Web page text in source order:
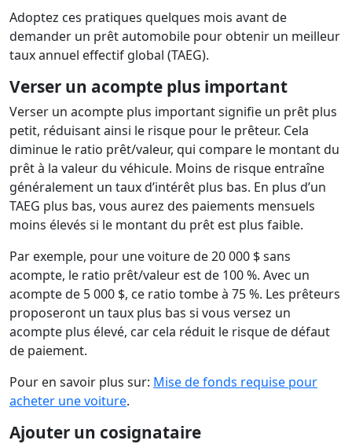
Adoptez ces pratiques quelques mois avant de
demander un prêt automobile pour obtenir un meilleur
taux annuel effectif global (TAEG).
Verser un acompte plus important
Verser un acompte plus important signifie un prêt plus
petit, réduisant ainsi le risque pour le prêteur. Cela
diminue le ratio prêt/valeur, qui compare le montant du
prêt à la valeur du véhicule. Moins de risque entraîne
généralement un taux d’intérêt plus bas. En plus d’un
TAEG plus bas, vous aurez des paiements mensuels
moins élevés si le montant du prêt est plus faible.
Par exemple, pour une voiture de 20 000 $ sans
acompte, le ratio prêt/valeur est de 100 %. Avec un
acompte de 5 000 $, ce ratio tombe à 75 %. Les prêteurs
proposeront un taux plus bas si vous versez un
acompte plus élevé, car cela réduit le risque de défaut
de paiement.
Pour en savoir plus sur: Mise de fonds requise pour
acheter une voiture.
Ajouter un cosignataire